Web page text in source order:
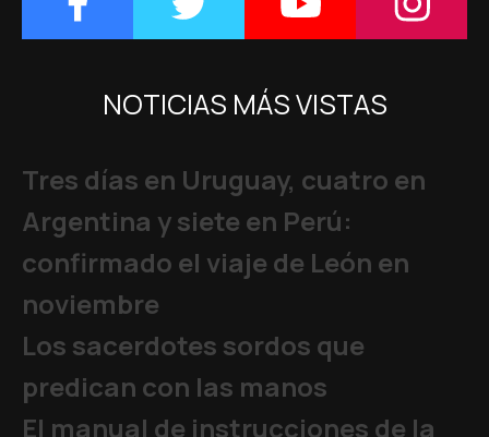
NOTICIAS MÁS VISTAS
Tres días en Uruguay, cuatro en
Argentina y siete en Perú:
confirmado el viaje de León en
noviembre
Los sacerdotes sordos que
predican con las manos
El manual de instrucciones de la